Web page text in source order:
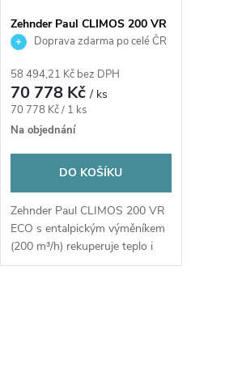
Zehnder Paul CLIMOS 200 VR
ECO – centrální rekuperační
entalpický výměník
Doprava zdarma po celé ČR
58 494,21 Kč bez DPH
70 778 Kč/ ks
Měrná
cena:
70 778 Kč / 1 ks
Na objednání
DO KOŠÍKU
Zehnder Paul CLIMOS 200 VR
ECO s entalpickým výměníkem
(200 m³/h) rekuperuje teplo i
vlhkost pro...